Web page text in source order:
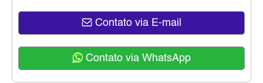
Contato via E-mail
Contato via WhatsApp